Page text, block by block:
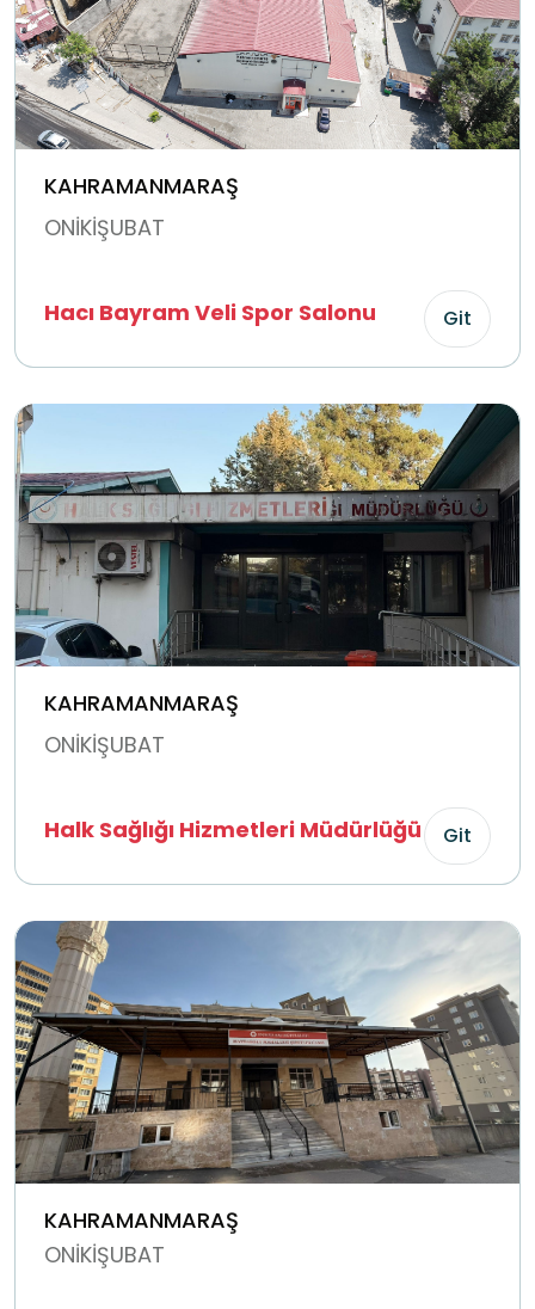
KAHRAMANMARAŞ
ONİKİŞUBAT
Hacı Bayram Veli Spor Salonu Git
KAHRAMANMARAŞ
ONİKİŞUBAT
Halk Sağlığı Hizmetleri Müdürlüğü Git
KAHRAMANMARAŞ
ONİKİŞUBAT